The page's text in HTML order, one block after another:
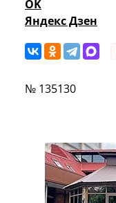
OK
Яндекс Дзен
№ 135130